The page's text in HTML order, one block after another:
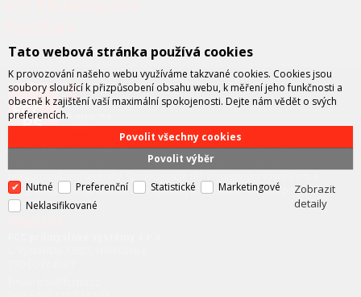
FCC průmyslové systémyje technicko – obchodní společností,
zastupující významné výrobce v oblasti průmyslové automatizace a
integrátorem se specializací na systémy strojového vidění a pokročilé
robotiky.
Tato webová stránka používá cookies
K provozování našeho webu využíváme takzvané cookies. Cookies jsou
soubory sloužící k přizpůsobení obsahu webu, k měření jeho funkčnosti a
obecně k zajištění vaší maximální spokojenosti. Dejte nám vědět o svých
preferencích.
Povolit výběr
Povolit všechny cookies
Nutné Preferenční Statistické
Marketingové
Neklasifikované
Zobrazit
detaily